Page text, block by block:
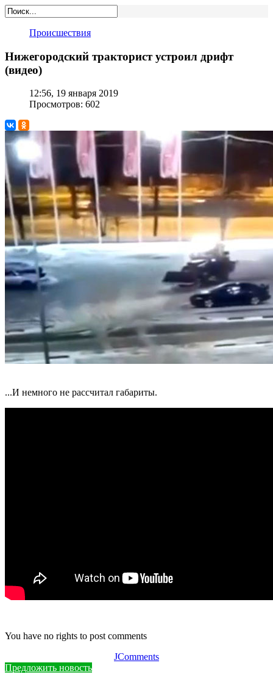
Происшествия
Нижегородский тракторист устроил дрифт
(видео)
12:56, 19 января 2019
Просмотров: 602
...И немного не рассчитал габариты.
You have no rights to post comments
JComments
Предложить новость